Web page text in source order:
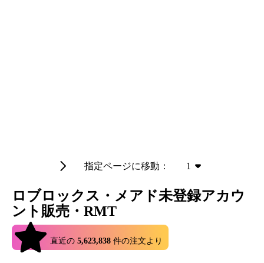
指定ページに移動： 1
ロブロックス・メアド未登録アカウ
ント販売・RMT
直近の 5,623,838 件の注文より